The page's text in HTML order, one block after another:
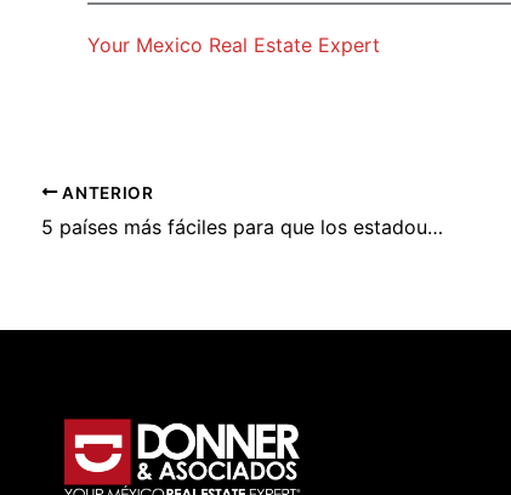
Your Mexico Real Estate Expert
ANTERIOR
5 países más fáciles para que los estadounidenses se muden.